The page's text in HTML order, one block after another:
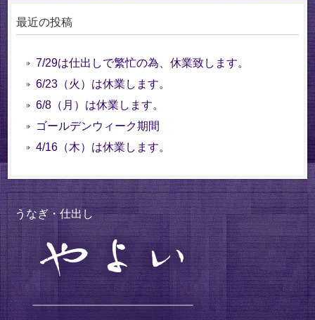
最近の投稿
7/29は仕出しで繁忙の為、休業致します。
6/23（火）は休業します。
6/8（月）は休業します。
ゴールデンウィーク期間
4/16（木）は休業します。
うなぎ・仕出し